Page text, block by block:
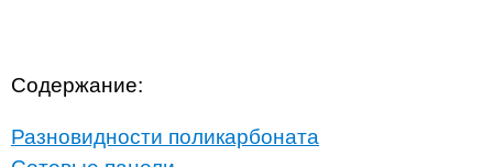
Содержание:
Разновидности поликарбоната